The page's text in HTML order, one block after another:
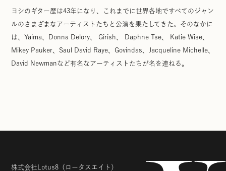
ヨシのギター歴は43年になり、これまでに世界各地ですべてのジャン
ルのさまざまなアーティストたちと公演を果たしてきた。そのなかに
は、Yaima、Donna Delory、 Girish、 Daphne Tse、 Katie Wise、
Mikey Pauker、Saul David Raye、Govindas、Jacqueline Michelle、
David Newmanなど有名なアーティストたちが名を連ねる。
株式会社Lotus8 （ロータスエイト）